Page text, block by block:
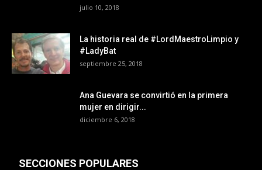
julio 10, 2018
La historia real de #LordMaestroLimpio y
#LadyBat
septiembre 25, 2018
Ana Guevara se convirtió en la primera
mujer en dirigir...
diciembre 6, 2018
SECCIONES POPULARES